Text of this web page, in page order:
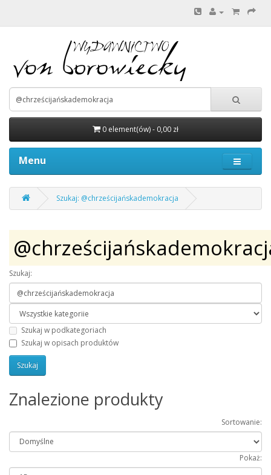
0 element(ów) - 0,00 zł
Menu
Szukaj: @chrześcijańskademokracja
Szukaj:
Szukaj w podkategoriach
Szukaj w opisach produktów
Znalezione produkty
Sortowanie:
Pokaż: